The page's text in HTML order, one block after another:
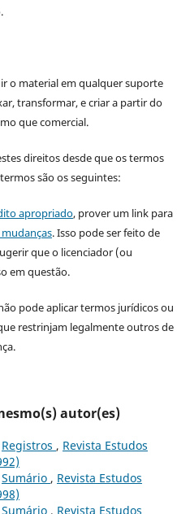
o material em qualquer suporte
transformar, e criar a partir do
que comercial.
direitos desde que os termos
são os seguintes:
apropriado, prover um link para
. Isso pode ser feito de
que o licenciador (ou
em questão.
pode aplicar termos jurídicos ou
restrinjam legalmente outros de
autor(es)
Registros , Revista Estudos
Sumário , Revista Estudos
Sumário , Revista Estudos